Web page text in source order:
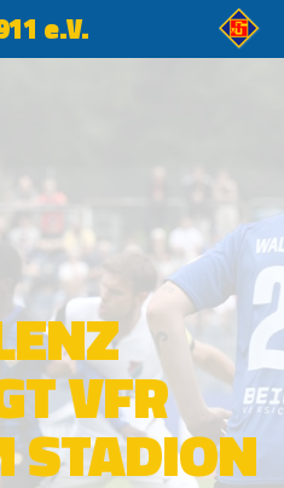
e.V.
VFR
STADION